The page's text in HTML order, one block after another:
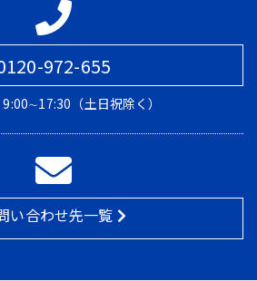
972-655
9:00∼17:30（土日祝除く）
い合わせ先一覧